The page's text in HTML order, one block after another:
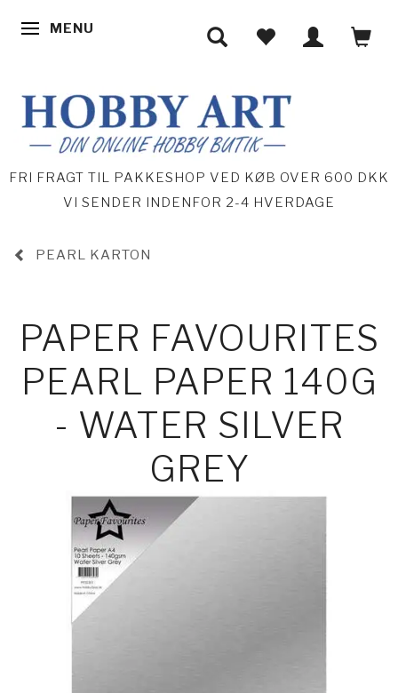
SKIFTE NAVIGATION
MENU
FRI FRAGT TIL PAKKESHOP VED KØB OVER 600 DKK
VI SENDER INDENFOR 2-4 HVERDAGE
PEARL KARTON
PAPER FAVOURITES
PEARL PAPER 140G
- WATER SILVER
GREY